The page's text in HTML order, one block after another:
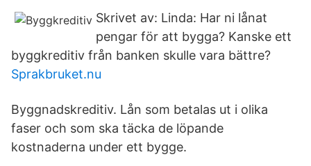
Skrivet av: Linda: Har ni lånat
pengar för att bygga? Kanske ett
byggkreditiv från banken skulle vara bättre?
Sprakbruket.nu
Byggnadskreditiv. Lån som betalas ut i olika
faser och som ska täcka de löpande
kostnaderna under ett bygge.